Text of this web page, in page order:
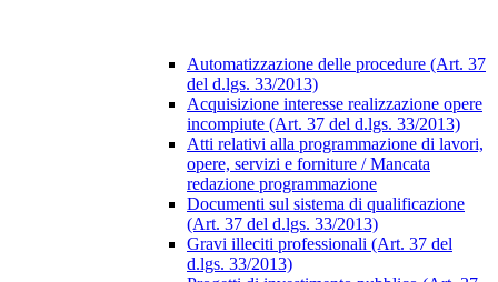
Automatizzazione delle procedure (Art. 37
del d.lgs. 33/2013)
Acquisizione interesse realizzazione opere
incompiute (Art. 37 del d.lgs. 33/2013)
Atti relativi alla programmazione di lavori,
opere, servizi e forniture / Mancata
redazione programmazione
Documenti sul sistema di qualificazione
(Art. 37 del d.lgs. 33/2013)
Gravi illeciti professionali (Art. 37 del
d.lgs. 33/2013)